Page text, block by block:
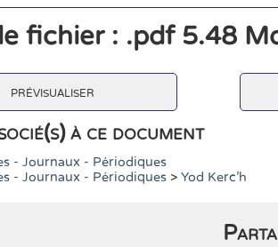
fichier : .pdf 5.48
prévisualiser
à ce document
- Journaux - Périodiques
- Journaux - Périodiques > Yod Kerc'h